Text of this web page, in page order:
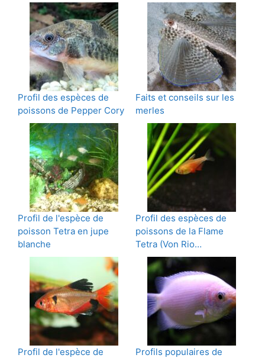
Profil des espèces de
poissons de Pepper Cory
Faits et conseils sur les
merles
Profil de l'espèce de
poisson Tetra en jupe
blanche
Profil des espèces de
poissons de la Flame
Tetra (Von Rio…
Profil de l'espèce de
Profils populaires de